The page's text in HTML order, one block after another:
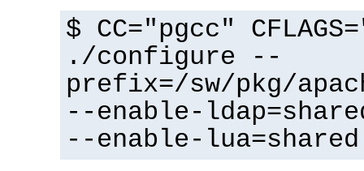
$ CC="pgcc"
./configure --
prefix=/sw/pkg/
--enable-
--enable-lua=shared